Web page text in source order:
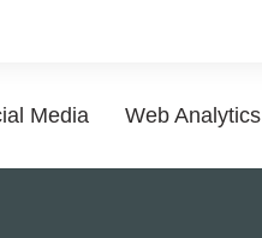
Media Web Analytics